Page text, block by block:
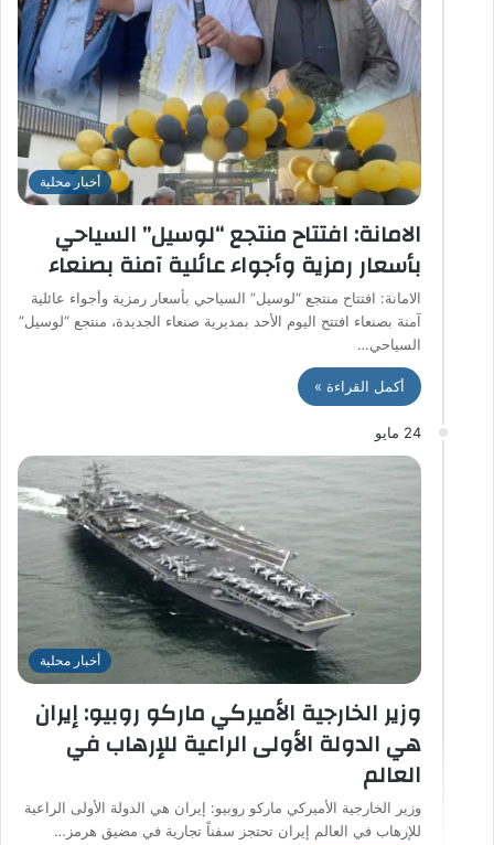
أخبار محلية
الامانة: افتتاح منتجع “لوسيل” السياحي
بأسعار رمزية وأجواء عائلية آمنة بصنعاء
الامانة: افتتاح منتجع “لوسيل” السياحي بأسعار رمزية وأجواء عائلية
آمنة بصنعاء ​افتتح اليوم الأحد بمديرية صنعاء الجديدة، منتجع “لوسيل”
السياحي…
أكمل القراءة »
24 مايو
أخبار محلية
وزير الخارجية الأميركي ماركو روبيو: إيران
هي الدولة الأولى الراعية للإرهاب في
العالم
وزير الخارجية الأميركي ماركو روبيو: إيران هي الدولة الأولى الراعية
للإرهاب في العالم إيران تحتجز سفناً تجارية في مضيق هرمز…